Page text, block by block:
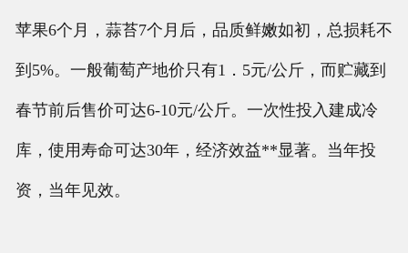
苹果6个月，蒜苔7个月后，品质鲜嫩如初，总损耗不
到5%。一般葡萄产地价只有1．5元/公斤，而贮藏到
春节前后售价可达6-10元/公斤。一次性投入建成冷
库，使用寿命可达30年，经济效益**显著。当年投
资，当年见效。